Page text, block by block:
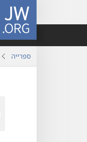
JW.ORG
ספרייה